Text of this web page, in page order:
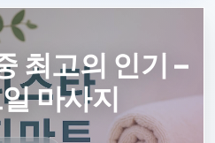
최고의 인기 –
마사지